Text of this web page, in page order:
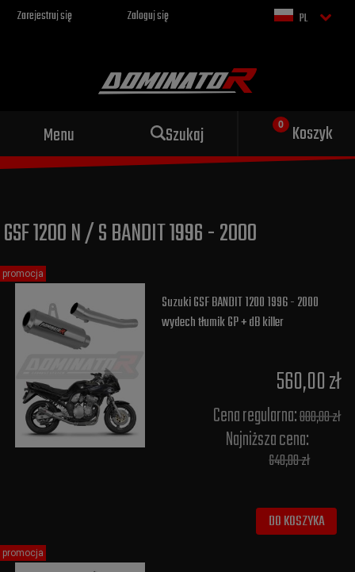
Zarejestruj się Zaloguj się PL
Menu Szukaj Koszyk
Sportowy wydech dla Twojego
GSF 1200 N / S BANDIT 1996 - 2000
Suzuki GSF BANDIT 1200 1996 - 2000
wydech tłumik GP + dB killer
560,00 zł
Cena regularna:800,00 zł
Najniższa cena:
640,00 zł
DO KOSZYKA
promocja
promocja